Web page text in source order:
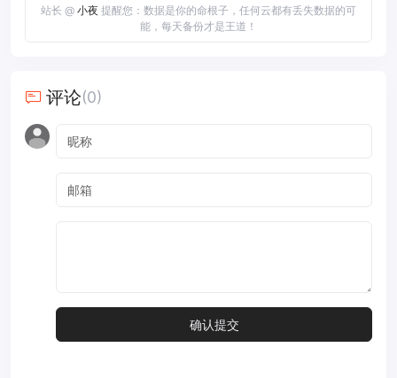
站长 @ 小夜 提醒您：数据是你的命根子，任何云都有丢失数据的可
能，每天备份才是王道！
评论(0)